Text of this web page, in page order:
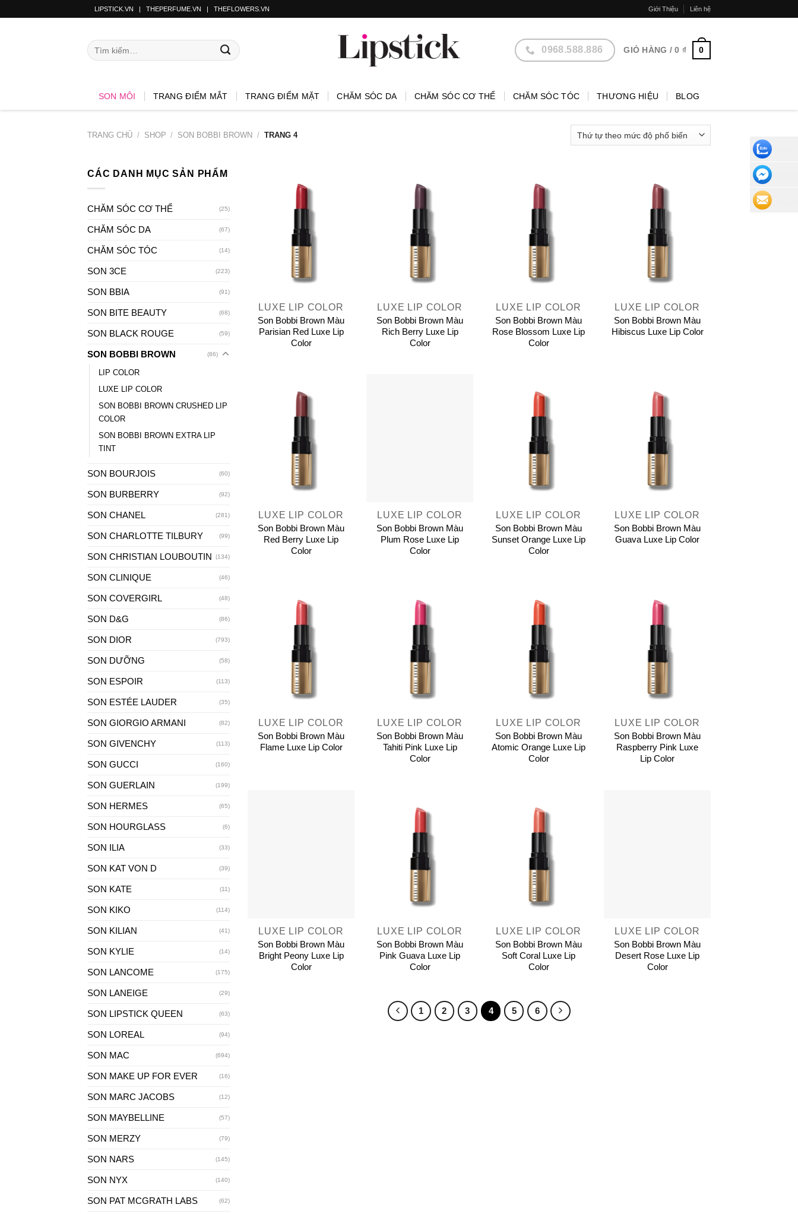
LIPSTICK.VN | THEPERFUME.VN | THEFLOWERS.VN Giới Thiệu Liên hệ
0968.588.886 GIỎ HÀNG /0 ₫ 0
SON MÔI TRANG ĐIỂM MẮT TRANG ĐIỂM MẶT CHĂM SÓC DA CHĂM SÓC CƠ THỂ CHĂM SÓC TÓC THƯƠNG HIỆU BLOG
TRANG CHỦ / SHOP / SON BOBBI BROWN / TRANG 4
CÁC DANH MỤC SẢN PHẨM
CHĂM SÓC CƠ THỂ (25)
CHĂM SÓC DA (67)
CHĂM SÓC TÓC (14)
SON 3CE (223)
SON BBIA (91)
SON BITE BEAUTY (68)
SON BLACK ROUGE (59)
SON BOBBI BROWN (86)
LIP COLOR
LUXE LIP COLOR
SON BOBBI BROWN CRUSHED LIP
COLOR
SON BOBBI BROWN EXTRA LIP
TINT
SON BOURJOIS (60)
SON BURBERRY (92)
SON CHANEL (281)
SON CHARLOTTE TILBURY (99)
SON CHRISTIAN LOUBOUTIN (134)
SON CLINIQUE (46)
SON COVERGIRL (48)
SON D&G (86)
SON DIOR (793)
SON DƯỠNG (58)
SON ESPOIR (113)
SON ESTÉE LAUDER (35)
SON GIORGIO ARMANI (82)
SON GIVENCHY (113)
SON GUCCI (160)
SON GUERLAIN (199)
SON HERMES (65)
SON HOURGLASS (6)
SON ILIA (33)
SON KAT VON D (39)
SON KATE (11)
SON KIKO (114)
SON KILIAN (41)
SON KYLIE (14)
SON LANCOME (175)
SON LANEIGE (29)
SON LIPSTICK QUEEN (63)
SON LOREAL (94)
SON MAC (694)
SON MAKE UP FOR EVER (16)
SON MARC JACOBS (12)
SON MAYBELLINE (57)
SON MERZY (79)
SON NARS (145)
SON NYX (140)
SON PAT MCGRATH LABS (62)
LUXE LIP COLOR
Son Bobbi Brown Màu
Parisian Red Luxe Lip
Color
LUXE LIP COLOR
Son Bobbi Brown Màu
Rich Berry Luxe Lip
Color
LUXE LIP COLOR
Son Bobbi Brown Màu
Rose Blossom Luxe Lip
Color
LUXE LIP COLOR
Son Bobbi Brown Màu
Hibiscus Luxe Lip Color
LUXE LIP COLOR
Son Bobbi Brown Màu
Red Berry Luxe Lip
Color
LUXE LIP COLOR
Son Bobbi Brown Màu
Plum Rose Luxe Lip
Color
LUXE LIP COLOR
Son Bobbi Brown Màu
Sunset Orange Luxe Lip
Color
LUXE LIP COLOR
Son Bobbi Brown Màu
Guava Luxe Lip Color
LUXE LIP COLOR
Son Bobbi Brown Màu
Flame Luxe Lip Color
LUXE LIP COLOR
Son Bobbi Brown Màu
Tahiti Pink Luxe Lip
Color
LUXE LIP COLOR
Son Bobbi Brown Màu
Atomic Orange Luxe Lip
Color
LUXE LIP COLOR
Son Bobbi Brown Màu
Raspberry Pink Luxe
Lip Color
LUXE LIP COLOR
Son Bobbi Brown Màu
Bright Peony Luxe Lip
Color
LUXE LIP COLOR
Son Bobbi Brown Màu
Pink Guava Luxe Lip
Color
LUXE LIP COLOR
Son Bobbi Brown Màu
Soft Coral Luxe Lip
Color
LUXE LIP COLOR
Son Bobbi Brown Màu
Desert Rose Luxe Lip
Color
1 2 3 4 5 6